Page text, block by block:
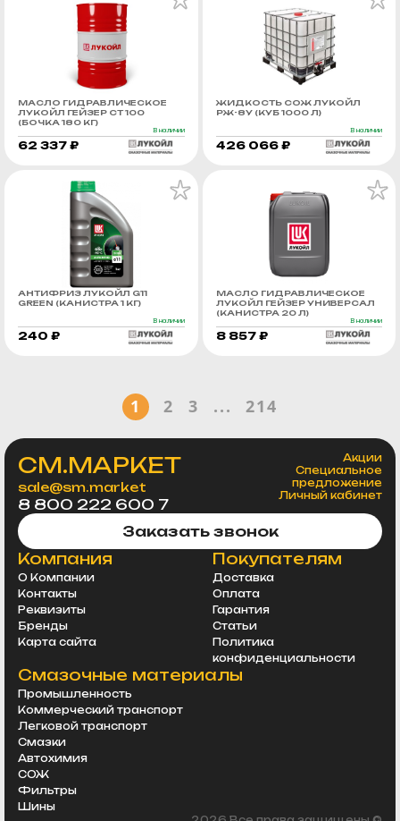
МАСЛО ГИДРАВЛИЧЕСКОЕ
ЛУКОЙЛ ГЕЙЗЕР СТ 100
(БОЧКА 180 КГ)
В наличии
62 337 ₽
ЖИДКОСТЬ СОЖ ЛУКОЙЛ
РЖ-8У (КУБ 1000 Л)
В наличии
426 066 ₽
АНТИФРИЗ ЛУКОЙЛ G11
GREEN (КАНИСТРА 1 КГ)
В наличии
240 ₽
МАСЛО ГИДРАВЛИЧЕСКОЕ
ЛУКОЙЛ ГЕЙЗЕР УНИВЕРСАЛ
(КАНИСТРА 20 Л)
В наличии
8 857 ₽
1 2 3 ... 214
СМ.МАРКЕТ
sale@sm.market
8 800 222 600 7
Акции
Специальное
предложение
Личный кабинет
Заказать звонок
Компания
О Компании
Контакты
Реквизиты
Бренды
Карта сайта
Покупателям
Доставка
Оплата
Гарантия
Статьи
Политика
конфиденциальности
Смазочные материалы
Промышленность
Коммерческий транспорт
Легковой транспорт
Смазки
Автохимия
СОЖ
Фильтры
Шины